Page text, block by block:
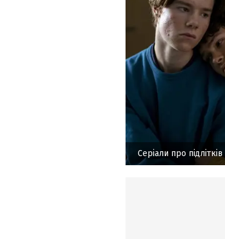
Серіали про підлітків